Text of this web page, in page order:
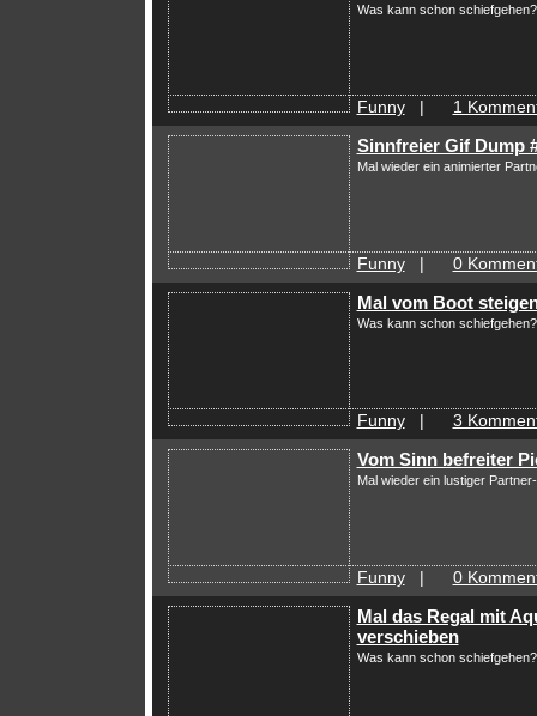
Was kann schon schiefgehen?
Funny| 1
Sinnfreier Gif Dump
Mal wieder ein animierter
Funny| 0
Mal vom Boot
Was kann schon schiefgehen?
Funny| 3
Vom Sinn befreiter
Mal wieder ein lustiger
Funny| 0
Mal das Regal mit
verschieben
Was kann schon schiefgehen?